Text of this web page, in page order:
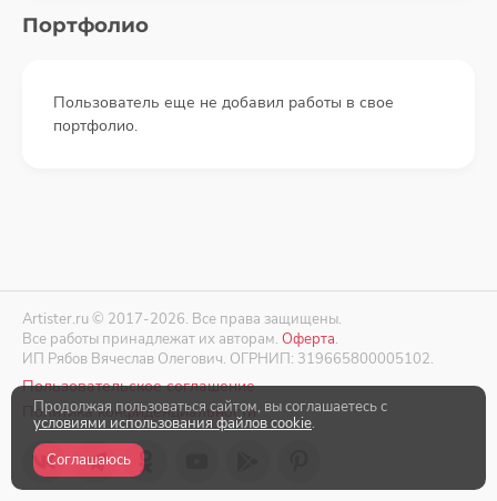
Портфолио
Пользователь еще не добавил работы в свое
портфолио.
Artister.ru © 2017-2026. Все права защищены.
Все работы принадлежат их авторам. Оферта.
ИП Рябов Вячеслав Олегович. ОГРНИП: 319665800005102.
Пользовательское соглашение
Политика конфиденциальности
Продолжая пользоваться сайтом, вы соглашаетесь с
условиями использования файлов cookie.
Соглашаюсь